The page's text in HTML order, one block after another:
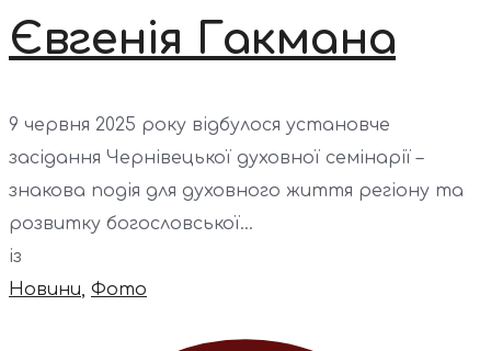
Євгенія Гакмана
9 червня 2025 року відбулося установче
засідання Чернівецької духовної семінарії –
знакова подія для духовного життя регіону та
розвитку богословської...
із
Новини, Фото